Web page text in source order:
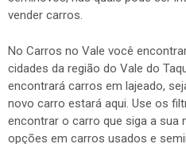
vender carros.
No Carros no Vale você
cidades da região do Vale do
encontrará carros em lajeado,
novo carro estará aqui. Use os
encontrar o carro que siga a sua
opções em carros usados e